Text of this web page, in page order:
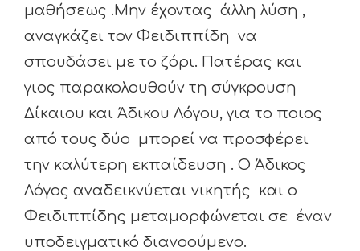
μαθήσεως .Μην έχοντας άλλη λύση ,
αναγκάζει τον Φειδιππίδη να
σπουδάσει με το ζόρι. Πατέρας και
γιος παρακολουθούν τη σύγκρουση
Δίκαιου και Άδικου Λόγου, για το ποιος
από τους δύο μπορεί να προσφέρει
την καλύτερη εκπαίδευση . Ο Άδικος
Λόγος αναδεικνύεται νικητής και ο
Φειδιππίδης μεταμορφώνεται σε έναν
υποδειγματικό διανοούμενο.